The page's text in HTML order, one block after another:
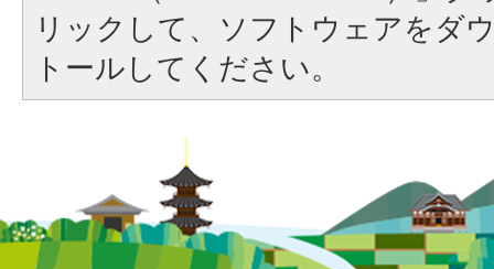
リックして、ソフトウェアをダ
トールしてください。